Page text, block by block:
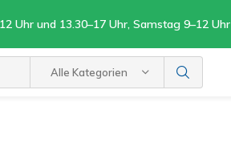
Alle Kategorien
Uhr und 13.30–17 Uhr, Samstag 9–12 Uhr